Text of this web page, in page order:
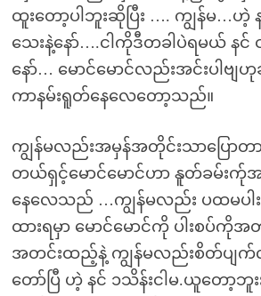
ထူးတော့ပါဘူးဆိုပြီး …. ကျွန်မ…
သေးနဲ့နော်….ငါကိုဒီတခါပဲရမယ် နင်
နော်… မောင်မောင်လည်းအင်းပါဗ
ကာနမ်းရူတ်နေလေတော့သည်။
ကျွန်မလည်းအမှန်အတိုင်းသာပြော
တယ်ရှင့်မောင်မောင်ဟာ နူတ်ခမ်းက်ုအ
နေလေသည် …ကျွန်မလည်း ပထမပ
ထားရမှာ မောင်မောင်ကို ပါးစပ်ကို
အတင်းထည့်နဲ့ ကျွန်မလည်းစိတ်ပျက်လ
တော်ပြီ ဟဲ့ နင် ၁သိန်းငါမ.ယူတော့